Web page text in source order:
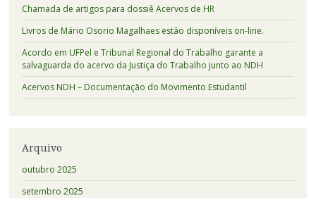
Chamada de artigos para dossiê Acervos de HR
Livros de Mário Osorio Magalhaes estão disponíveis on-line.
Acordo em UFPel e Tribunal Regional do Trabalho garante a
salvaguarda do acervo da Justiça do Trabalho junto ao NDH
Acervos NDH – Documentação do Movimento Estudantil
Arquivo
outubro 2025
setembro 2025